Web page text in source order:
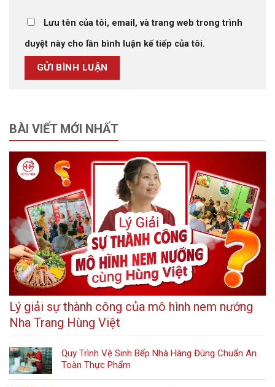
Lưu tên của tôi, email, và trang web trong trình
duyệt này cho lần bình luận kế tiếp của tôi.
BÀI VIẾT MỚI NHẤT
Lý giải sự thành công của mô hình nem nướng
Nha Trang Hùng Việt
Quy Trình Vệ Sinh Bếp Nhà Hàng Đúng Chuẩn An
Toàn Thực Phẩm